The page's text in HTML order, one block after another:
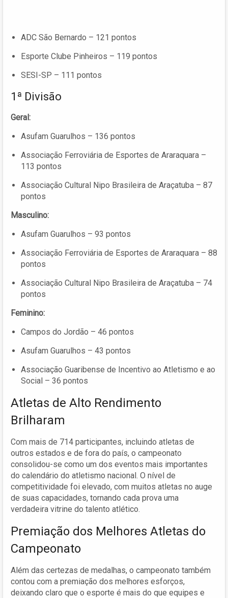
ADC São Bernardo – 121 pontos
Esporte Clube Pinheiros – 119 pontos
SESI-SP – 111 pontos
1ª Divisão
Geral:
Asufam Guarulhos – 136 pontos
Associação Ferroviária de Esportes de Araraquara –
113 pontos
Associação Cultural Nipo Brasileira de Araçatuba – 87
pontos
Masculino:
Asufam Guarulhos – 93 pontos
Associação Ferroviária de Esportes de Araraquara – 88
pontos
Associação Cultural Nipo Brasileira de Araçatuba – 74
pontos
Feminino:
Campos do Jordão – 46 pontos
Asufam Guarulhos – 43 pontos
Associação Guaribense de Incentivo ao Atletismo e ao
Social – 36 pontos
Atletas de Alto Rendimento
Brilharam
Com mais de 714 participantes, incluindo atletas de
outros estados e de fora do país, o campeonato
consolidou-se como um dos eventos mais importantes
do calendário do atletismo nacional. O nível de
competitividade foi elevado, com muitos atletas no auge
de suas capacidades, tornando cada prova uma
verdadeira vitrine do talento atlético.
Premiação dos Melhores Atletas do
Campeonato
Além das certezas de medalhas, o campeonato também
contou com a premiação dos melhores esforços,
deixando claro que o esporte é mais do que equipes e